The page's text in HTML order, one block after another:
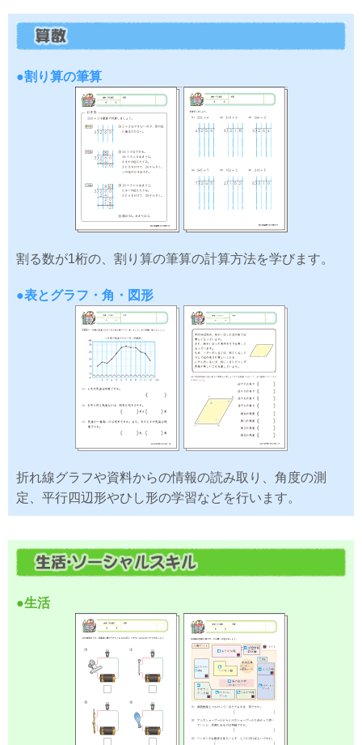
●割り算の筆算
割る数が1桁の、割り算の筆算の計算方法を学びます。
●表とグラフ・角・図形
折れ線グラフや資料からの情報の読み取り、角度の測
定、平行四辺形やひし形の学習などを行います。
●生活